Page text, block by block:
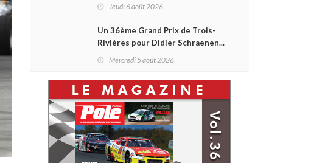
Jeudi 6 août 2026
Un 36ème Grand Prix de Trois-
Rivières pour Didier Schraenen...
et une première en Challenge
Mercredi 5 août 2026